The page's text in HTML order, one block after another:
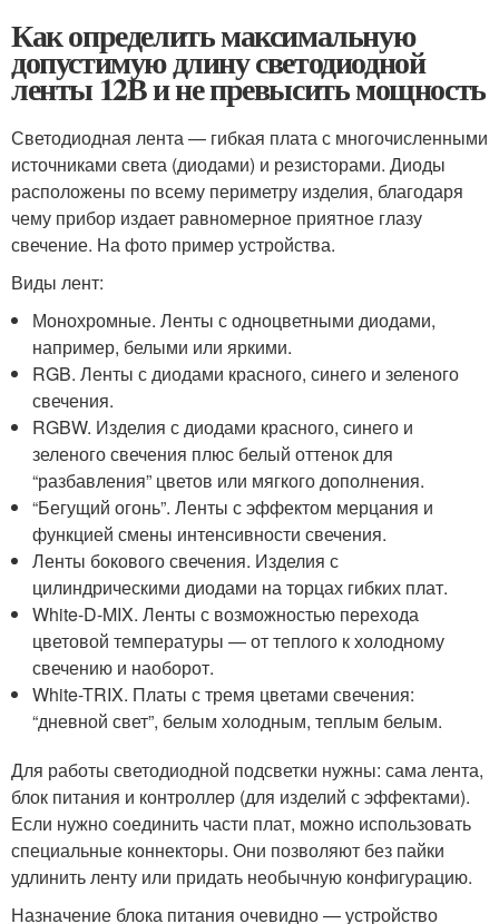
Как определить максимальную
допустимую длину светодиодной
ленты 12В и не превысить мощность
Светодиодная лента — гибкая плата с многочисленными
источниками света (диодами) и резисторами. Диоды
расположены по всему периметру изделия, благодаря
чему прибор издает равномерное приятное глазу
свечение. На фото пример устройства.
Виды лент:
Монохромные. Ленты с одноцветными диодами,
например, белыми или яркими.
RGB. Ленты с диодами красного, синего и зеленого
свечения.
RGBW. Изделия с диодами красного, синего и
зеленого свечения плюс белый оттенок для
“разбавления” цветов или мягкого дополнения.
“Бегущий огонь”. Ленты с эффектом мерцания и
функцией смены интенсивности свечения.
Ленты бокового свечения. Изделия с
цилиндрическими диодами на торцах гибких плат.
White-D-MIX. Ленты с возможностью перехода
цветовой температуры — от теплого к холодному
свечению и наоборот.
White-TRIX. Платы с тремя цветами свечения:
“дневной свет”, белым холодным, теплым белым.
Для работы светодиодной подсветки нужны: сама лента,
блок питания и контроллер (для изделий с эффектами).
Если нужно соединить части плат, можно использовать
специальные коннекторы. Они позволяют без пайки
удлинить ленту или придать необычную конфигурацию.
Назначение блока питания очевидно — устройство